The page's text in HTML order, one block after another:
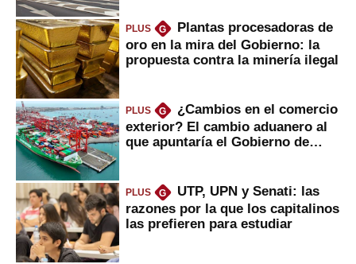
PLUS G
Plantas procesadoras de
oro en la mira del Gobierno: la
propuesta contra la minería ilegal
PLUS G
¿Cambios en el comercio
exterior? El cambio aduanero al
que apuntaría el Gobierno de
PLUS G
UTP, UPN y Senati: las
razones por la que los capitalinos
las prefieren para estudiar